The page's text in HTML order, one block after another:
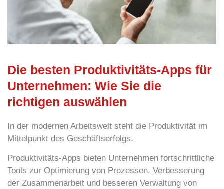
Die besten Produktivitäts-Apps für
Unternehmen: Wie Sie die
richtigen auswählen
In der modernen Arbeitswelt steht die Produktivität im
Mittelpunkt des Geschäftserfolgs.
Produktivitäts-Apps bieten Unternehmen fortschrittliche
Tools zur Optimierung von Prozessen, Verbesserung
der Zusammenarbeit und besseren Verwaltung von